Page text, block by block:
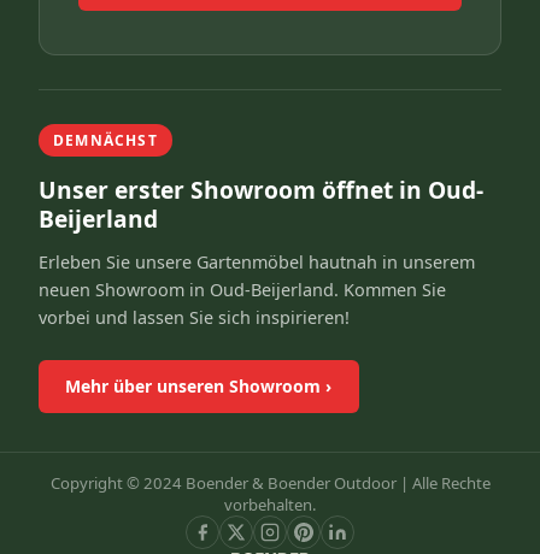
DEMNÄCHST
Unser erster Showroom öffnet in Oud-
Beijerland
Erleben Sie unsere Gartenmöbel hautnah in unserem
neuen Showroom in Oud-Beijerland. Kommen Sie
vorbei und lassen Sie sich inspirieren!
Mehr über unseren Showroom ›
Copyright © 2024 Boender & Boender Outdoor | Alle Rechte
vorbehalten.